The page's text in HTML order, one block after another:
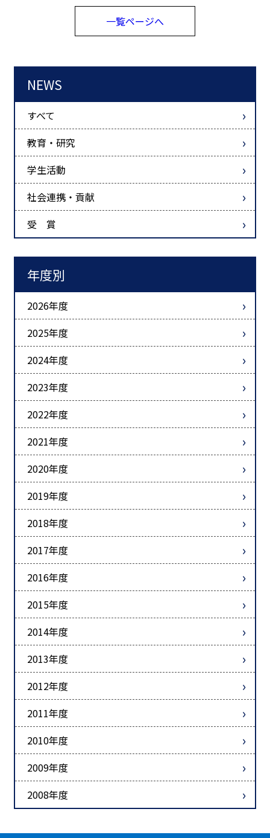
一覧ページへ
NEWS
すべて
教育・研究
学生活動
社会連携・貢献
受 賞
年度別
2026年度
2025年度
2024年度
2023年度
2022年度
2021年度
2020年度
2019年度
2018年度
2017年度
2016年度
2015年度
2014年度
2013年度
2012年度
2011年度
2010年度
2009年度
2008年度